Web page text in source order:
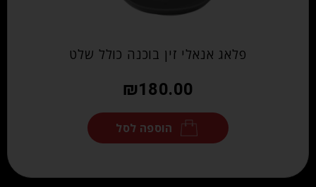
פלאג אנאלי זין בוכנה כולל שלט
₪180.00
הוספה לסל